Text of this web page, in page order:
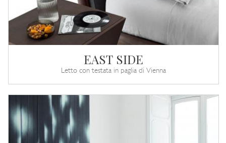
EAST SIDE
Letto con testata in paglia di Vienna